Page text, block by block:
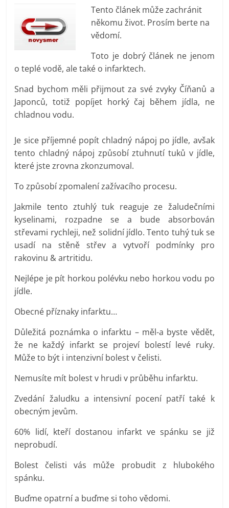
Tento článek může zachránit
někomu život. Prosím berte na
vědomí.
Toto je dobrý článek ne jenom
o teplé vodě, ale také o infarktech.
Snad bychom měli přijmout za své zvyky Číňanů a
Japonců, totiž popíjet horký čaj během jídla, ne
chladnou vodu.
Je sice příjemné popít chladný nápoj po jídle, avšak
tento chladný nápoj způsobí ztuhnutí tuků v jídle,
které jste zrovna zkonzumoval.
To způsobí zpomalení zažívacího procesu.
Jakmile tento ztuhlý tuk reaguje ze žaludečními
kyselinami, rozpadne se a bude absorbován
střevami rychleji, než solidní jídlo. Tento tuhý tuk se
usadí na stěně střev a vytvoří podmínky pro
rakovinu & artritidu.
Nejlépe je pít horkou polévku nebo horkou vodu po
jídle.
Obecné příznaky infarktu…
Důležitá poznámka o infarktu – měl-a byste vědět,
že ne každý infarkt se projeví bolestí levé ruky.
Může to být i intenzivní bolest v čelisti.
Nemusíte mít bolest v hrudi v průběhu infarktu.
Zvedání žaludku a intensivní pocení patří také k
obecným jevům.
60% lidí, kteří dostanou infarkt ve spánku se již
neprobudí.
Bolest čelisti vás může probudit z hlubokého
spánku.
Buďme opatrní a buďme si toho vědomi.